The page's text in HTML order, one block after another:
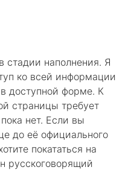
стадии наполнения. Я
ко всей информации
доступной форме. К
страницы требует
нет. Если вы
до её официального
покататься на
русскоговорящий